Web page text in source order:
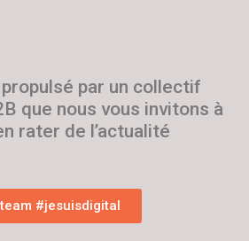
par un collectif
que nous vous invitons à
rater de l’actualité
#jesuisdigital